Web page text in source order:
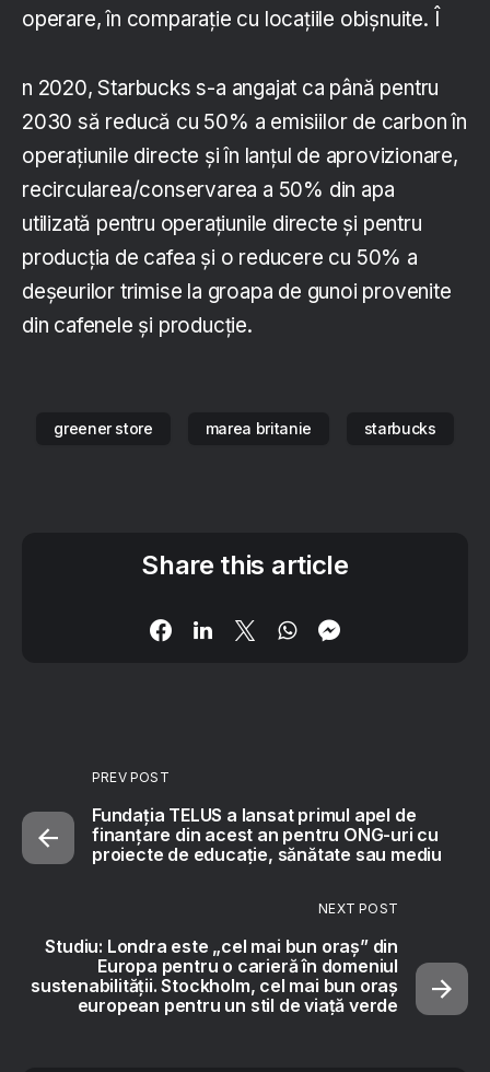
operare, în comparație cu locațiile obișnuite. Î
n 2020, Starbucks s-a angajat ca până pentru
2030 să reducă cu 50% a emisiilor de carbon în
operațiunile directe și în lanțul de aprovizionare,
recircularea/conservarea a 50% din apa
utilizată pentru operațiunile directe și pentru
producția de cafea și o reducere cu 50% a
deșeurilor trimise la groapa de gunoi provenite
din cafenele și producție.
greener store marea britanie starbucks
Share this article
PREV POST
Fundația TELUS a lansat primul apel de
finanțare din acest an pentru ONG-uri cu
proiecte de educație, sănătate sau mediu
NEXT POST
Studiu: Londra este „cel mai bun oraș” din
Europa pentru o carieră în domeniul
sustenabilității. Stockholm, cel mai bun oraș
european pentru un stil de viață verde